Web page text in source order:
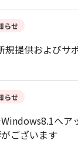
らせ
規提供およびサ
らせ
へア
ございます